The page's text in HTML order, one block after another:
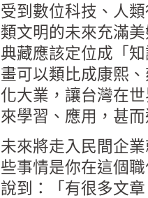
受到數位科技、人
類文明的未來充滿
典藏應該定位成「
畫可以類比成康熙
化大業，讓台灣在
來學習、應用，甚
未來將走入民間企
些事情是你在這個
說到：「有很多文